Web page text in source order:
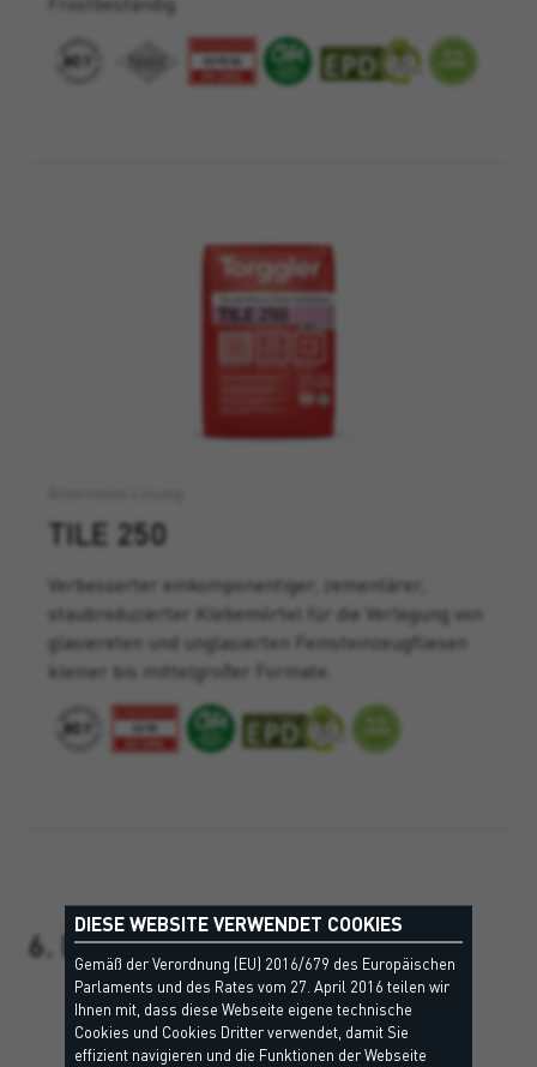
TILE 250
Verbesserter einkomponentiger, zementärer,
staubreduzierter Klebemörtel für die Verlegung von
glasiereten und unglasierten Feinsteinzeugfliesen
kleiner bis mittelgroßer Formate.
6. DICHTBAHN
DIESE WEBSITE VERWENDET COOKIES
Gemäß der Verordnung (EU) 2016/679 des Europäischen
Parlaments und des Rates vom 27. April 2016 teilen wir
Ihnen mit, dass diese Webseite eigene technische
Cookies und Cookies Dritter verwendet, damit Sie
effizient navigieren und die Funktionen der Webseite